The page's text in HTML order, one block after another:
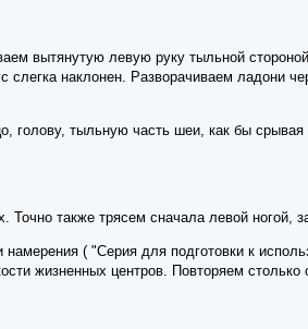
вытянутую левую руку тыльной
слегка наклонен. Разворачиваем ладони
голову, тыльную часть шеи, как бы
также трясем сначала левой ногой,
( "Серия для подготовки к
жизненных центров. Повторяем столько